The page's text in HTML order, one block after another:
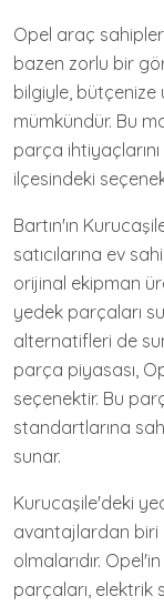
Opel araç
bazen zorlu bir
bilgiyle, bütçenize
mümkündür. Bu
parça
ilçesindeki
Bartın'ın
satıcılarına ev
orijinal ekipman
yedek parçaları
alternatifleri de
parça piyasası,
seçenektir. Bu
standartlarına
sunar.
Kurucaşile'deki
avantajlardan biri
olmalarıdır.
parçaları, elektrik